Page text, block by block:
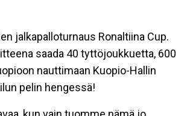
jalkapalloturnaus Ronaltiina Cup.
saada 40 tyttöjoukkuetta, 600
nauttimaan Kuopio-Hallin
pelin hengessä!